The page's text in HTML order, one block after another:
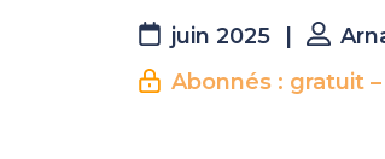
juin 2025
Abonnés : gratuit